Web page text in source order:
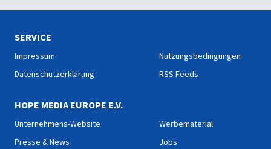
SERVICE
Impressum
Datenschutzerklärung
Nutzungsbedingungen
RSS Feeds
HOPE MEDIA EUROPE E.V.
Unternehmens-Website
Presse & News
Werbematerial
Jobs